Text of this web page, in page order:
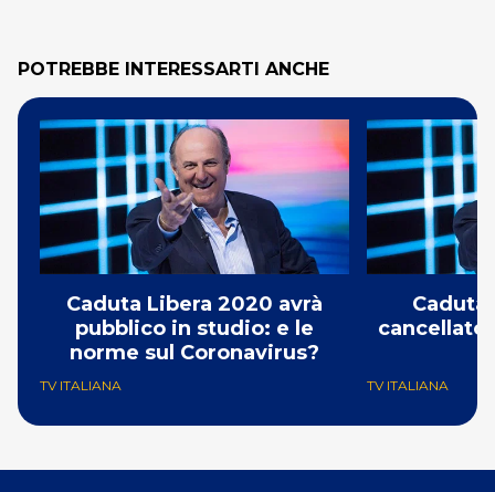
POTREBBE INTERESSARTI ANCHE
Caduta Libera 2020 avrà
pubblico in studio: e le
norme sul Coronavirus?
TV ITALIANA
Caduta
TV ITALIANA